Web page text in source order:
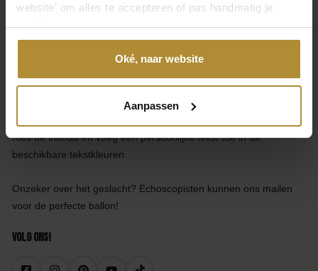
website' om alles te accepteren of pas handmatig je
voorkeuren aan.
Oké, naar website
Aanpassen
Ontwerp je eigen unieke Gender Reveal Pop-Inside of Pick & Mix
Kies de inhoud en voeg een persoonlijke tekst toe in de
beschikbare tekstkleuren.
Onzeker over het geslacht? Echoscopisten kunnen ons mailen
voor de perfecte ballon!
Volg ons!